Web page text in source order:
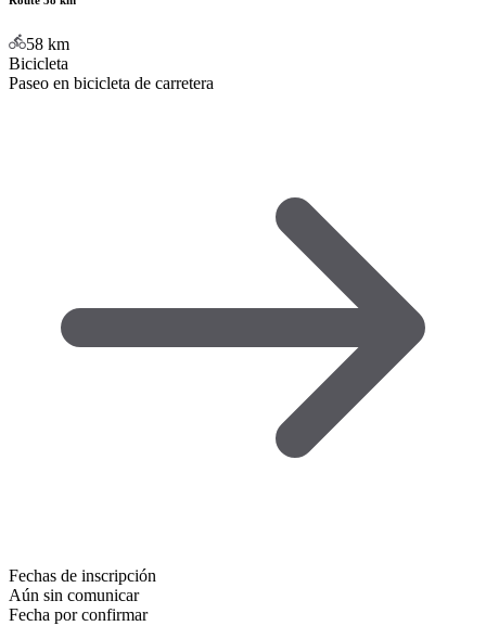
58 km
Bicicleta
Paseo en bicicleta de carretera
Fechas de inscripción
Aún sin comunicar
Fecha por confirmar